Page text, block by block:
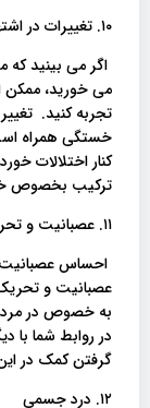
۱۰. تغییرات در اشتها
اگر می بینید که
می خورید، ممکن
تجربه کنید. تغییر
خستگی همراه
کنار اختلالات
ترکیب بخصوص
۱۱. عصبانیت و تحریک پذیری
احساس
عصبانیت و
به خصوص در
در روابط شما با
گرفتن کمک در
۱۲. درد جسمی